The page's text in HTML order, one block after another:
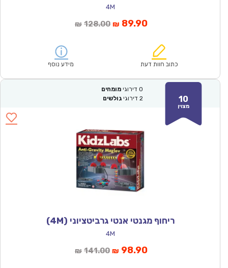
4M
₪ 128.00המחיר
₪128.00.
₪ 89.90המחיר
הוא:
כתוב חוות דעת מידע נוסף
10
מצוין
0 דירוגי מומחים
2 דירוגי גולשים
ריחוף מגנטי אנטי גרביטציוני (4M)
4M
₪ 141.00המחיר
₪ 98.90המחיר